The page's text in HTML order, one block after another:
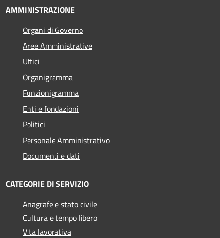
AMMINISTRAZIONE
Organi di Governo
Aree Amministrative
Uffici
Organigramma
Funzionigramma
Enti e fondazioni
Politici
Personale Amministrativo
Documenti e dati
CATEGORIE DI SERVIZIO
Anagrafe e stato civile
Cultura e tempo libero
Vita lavorativa